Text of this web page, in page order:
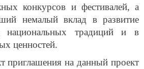
конкурсов и фестивалей, а
немалый вклад в развитие
национальных традиций и в
ценностей.
приглашения на данный проект